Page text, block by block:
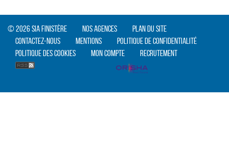
© 2026 SIA Finistère Nos agences
Plan du site
Contactez-nous
Mentions
Politique de confidentialité
Politique des cookies
Mon compte Recrutement